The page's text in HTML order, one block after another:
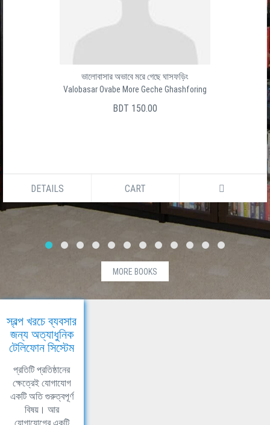
ভালোবাসার অভাবে মরে গেছে ঘাসফড়িং
Valobasar Ovabe More Geche Ghashforing
BDT 150.00
DETAILS CART
MORE BOOKS
স্বল্প খরচে ব্যবসার
জন্য অত্যাধুনিক
টেলিফোন সিস্টেম
প্রতিটি প্রতিষ্ঠানের
ক্ষেত্রেই যোগাযোগ
একটি অতি গুরুত্বপূর্ণ
বিষয়। আর